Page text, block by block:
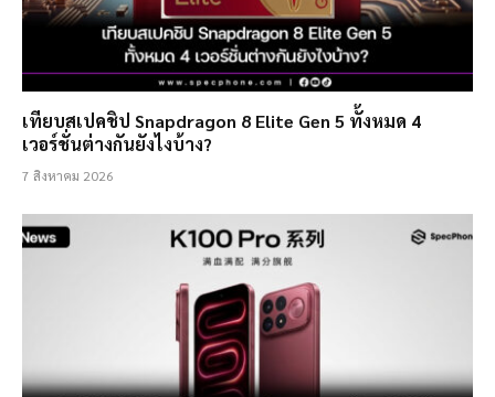
เทียบสเปคชิป Snapdragon 8 Elite Gen 5 ทั้งหมด 4
เวอร์ชั่นต่างกันยังไงบ้าง?
7 สิงหาคม 2026